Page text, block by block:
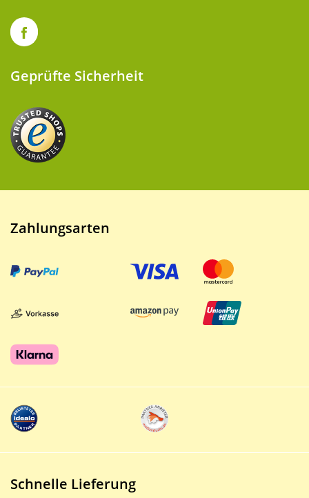
Geprüfte Sicherheit
Zahlungsarten
Schnelle Lieferung